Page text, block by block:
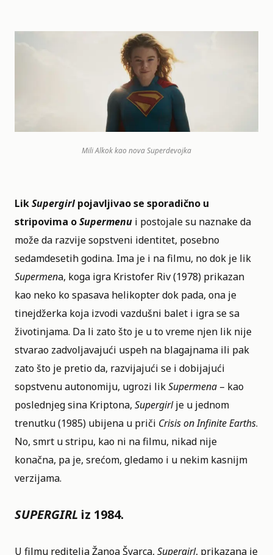
Mili Alkok kao nova Superdevojka
LikSupergirlpojavljivao se sporadično u
stripovima oSupermenu i postojale su naznake da
može da razvije sopstveni identitet, posebno
sedamdesetih godina. Ima je i na filmu, no dok je lik
Supermena, koga igra Kristofer Riv (1978) prikazan
kao neko ko spasava helikopter dok pada, ona je
tinejdžerka koja izvodi vazdušni balet i igra se sa
životinjama. Da li zato što je u to vreme njen lik nije
stvarao zadvoljavajući uspeh na blagajnama ili pak
zato što je pretio da, razvijajući se i dobijajući
sopstvenu autonomiju, ugrozi likSupermena – kao
poslednjeg sina Kriptona, Supergirlje u jednom
trenutku (1985) ubijena u priči Crisis on Infinite Earths.
No, smrt u stripu, kao ni na filmu, nikad nije
konačna, pa je, srećom, gledamo i u nekim kasnijm
verzijama.
SUPERGIRL iz 1984.
U filmu reditelja Žanoa Švarca, Supergirl, prikazana je